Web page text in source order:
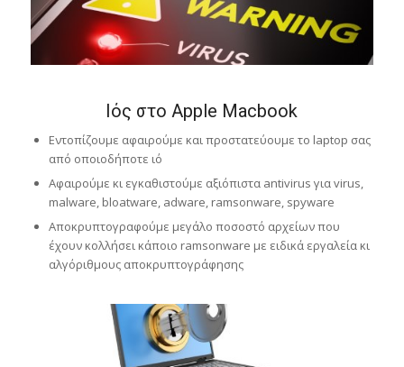
Ιός στο Apple Macbook
Εντοπίζουμε αφαιρούμε και προστατεύουμε το laptop σας
από οποιοδήποτε ιό
Αφαιρούμε κι εγκαθιστούμε αξιόπιστα antivirus για virus,
malware, bloatware, adware, ramsonware, spyware
Αποκρυπτογραφούμε μεγάλο ποσοστό αρχείων που
έχουν κολλήσει κάποιο ramsonware με ειδικά εργαλεία κι
αλγόριθμους αποκρυπτογράφησης